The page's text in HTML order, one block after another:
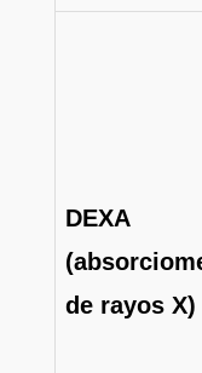
DEXA
de rayos X)